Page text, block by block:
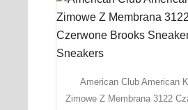
American Club American
Zimowe Z Membrana 3122